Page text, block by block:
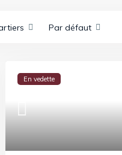
Par défaut
En vedette